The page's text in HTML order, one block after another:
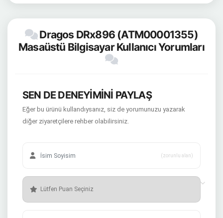
Dragos DRx896 (ATM00001355)
Masaüstü Bilgisayar Kullanıcı Yorumları
SEN DE DENEYİMİNİ PAYLAŞ
Eğer bu ürünü kullandıysanız, siz de yorumunuzu yazarak
diğer ziyaretçilere rehber olabilirsiniz.
(zorunlu alan)